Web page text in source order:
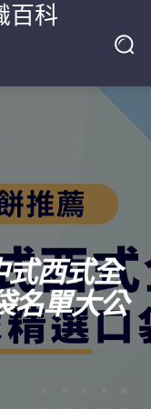
百科
式西式全
名單大公